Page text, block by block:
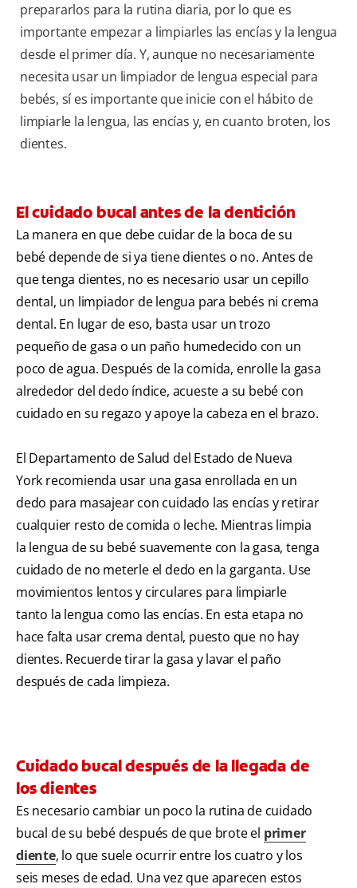
prepararlos para la rutina diaria, por lo que es
importante empezar a limpiarles las encías y la lengua
desde el primer día. Y, aunque no necesariamente
necesita usar un limpiador de lengua especial para
bebés, sí es importante que inicie con el hábito de
limpiarle la lengua, las encías y, en cuanto broten, los
dientes.
El cuidado bucal antes de la dentición
La manera en que debe cuidar de la boca de su
bebé depende de si ya tiene dientes o no. Antes de
que tenga dientes, no es necesario usar un cepillo
dental, un limpiador de lengua para bebés ni crema
dental. En lugar de eso, basta usar un trozo
pequeño de gasa o un paño humedecido con un
poco de agua. Después de la comida, enrolle la gasa
alrededor del dedo índice, acueste a su bebé con
cuidado en su regazo y apoye la cabeza en el brazo.
El Departamento de Salud del Estado de Nueva
York recomienda usar una gasa enrollada en un
dedo para masajear con cuidado las encías y retirar
cualquier resto de comida o leche. Mientras limpia
la lengua de su bebé suavemente con la gasa, tenga
cuidado de no meterle el dedo en la garganta. Use
movimientos lentos y circulares para limpiarle
tanto la lengua como las encías. En esta etapa no
hace falta usar crema dental, puesto que no hay
dientes. Recuerde tirar la gasa y lavar el paño
después de cada limpieza.
Cuidado bucal después de la llegada de
los dientes
Es necesario cambiar un poco la rutina de cuidado
bucal de su bebé después de que brote el primer
diente, lo que suele ocurrir entre los cuatro y los
seis meses de edad. Una vez que aparecen estos